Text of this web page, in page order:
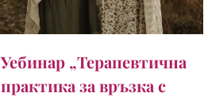
Уебинар „Терапевтична
практика за връзка с